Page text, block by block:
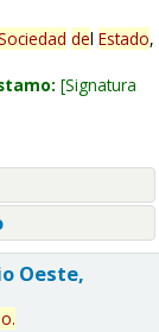
del Estado,
Signatura
Oeste,
.